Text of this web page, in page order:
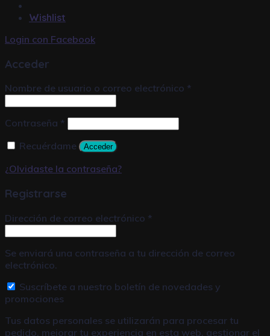
Wishlist
Login con Facebook
Acceder
Nombre de usuario o correo electrónico *
Contraseña *
Recuérdame
Acceder
¿Olvidaste la contraseña?
Registrarse
Dirección de correo electrónico *
Se enviará una contraseña a tu dirección de correo
electrónico.
Suscríbete a nuestro boletín de novedades y
promociones
Tus datos personales se utilizarán para procesar tu
pedido, mejorar tu experiencia en esta web, gestionar el